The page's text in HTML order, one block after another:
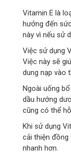
Vitamin E là
hưởng đến
này vì nếu sử
Việc sử dụng
Việc này sẽ
dung nạp vào
Ngoài uống
dầu hướng
cũng có thể
Khi sử dụng
cải thiện đồng
nhanh hơn.